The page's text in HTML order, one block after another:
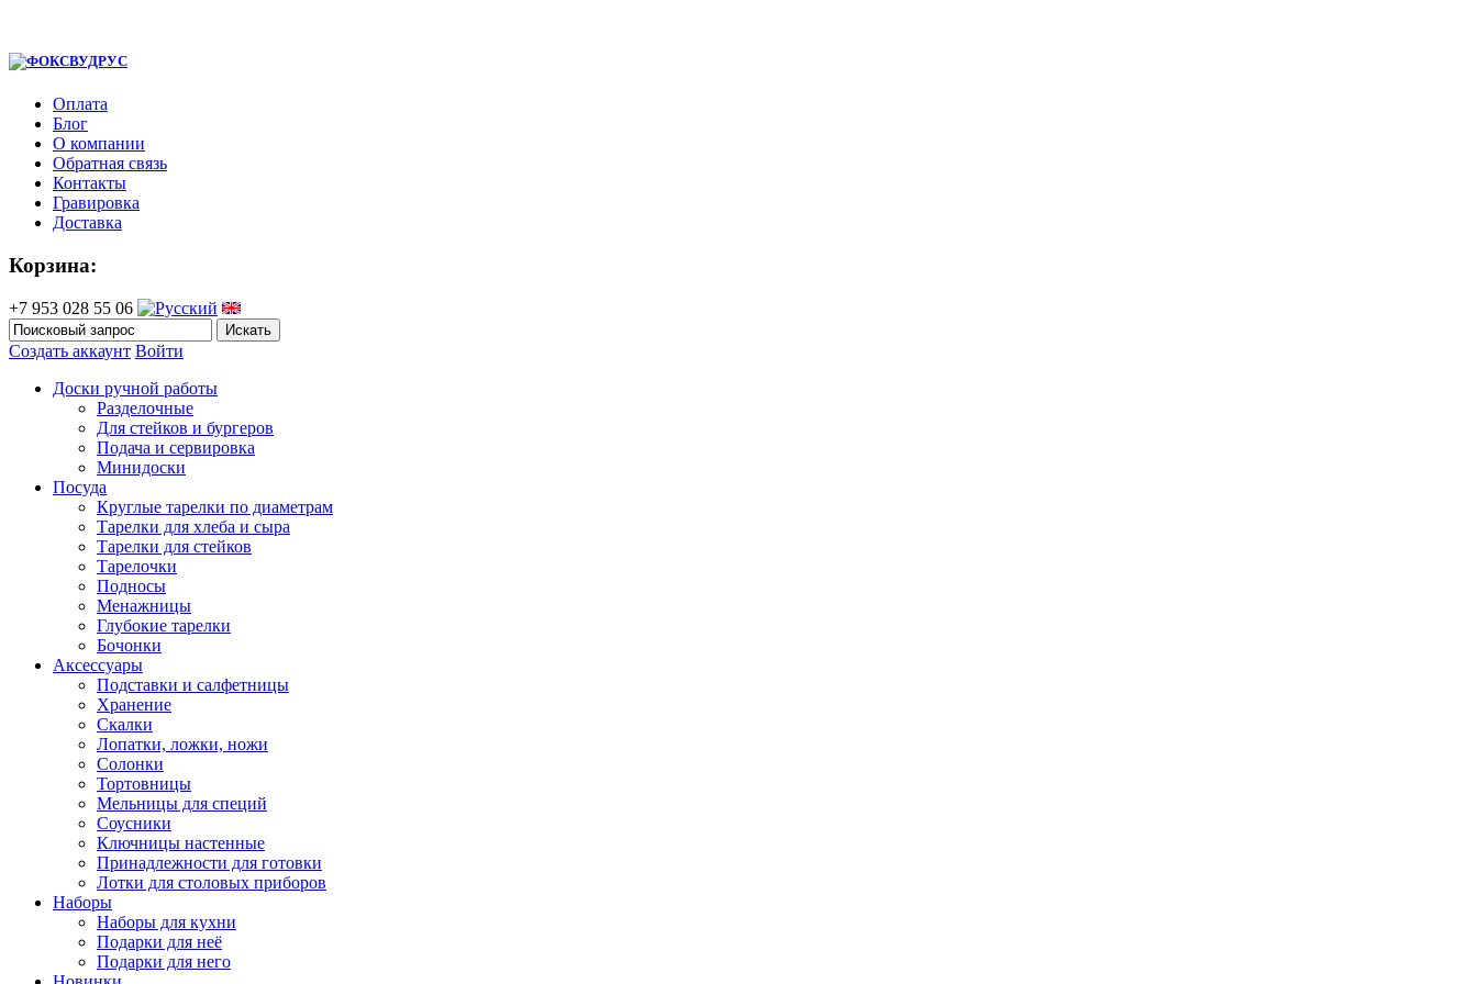
Оплата
Блог
О компании
Обратная связь
Контакты
Гравировка
Доставка
Корзина:
+7 953 028 55 06
Создать аккаунт Войти
Доски ручной работы
Разделочные
Для стейков и бургеров
Подача и сервировка
Минидоски
Посуда
Круглые тарелки по диаметрам
Тарелки для хлеба и сыра
Тарелки для стейков
Тарелочки
Подносы
Менажницы
Глубокие тарелки
Бочонки
Аксессуары
Подставки и салфетницы
Хранение
Скалки
Лопатки, ложки, ножи
Солонки
Тортовницы
Мельницы для специй
Соусники
Ключницы настенные
Принадлежности для готовки
Лотки для столовых приборов
Наборы
Наборы для кухни
Подарки для неё
Подарки для него